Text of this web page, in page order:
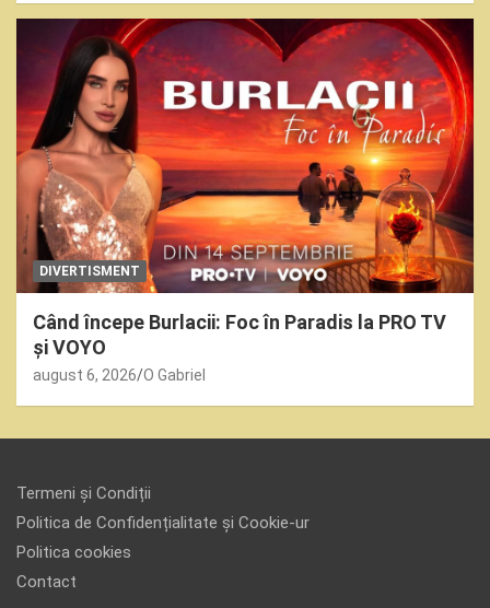
DIVERTISMENT
Când începe Burlacii: Foc în Paradis la PRO TV
și VOYO
august 6, 2026 O Gabriel
Termeni și Condiții
Politica de Confidențialitate și Cookie-ur
Politica cookies
Contact